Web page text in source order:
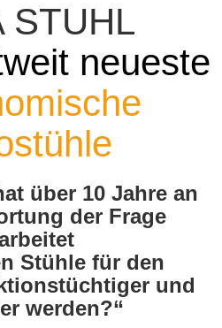
STUHL
neueste
über 10 Jahre an
der Frage
Stühle für den
und
werden?“